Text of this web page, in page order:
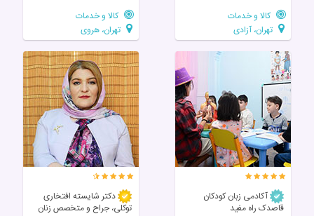
کالا و خدمات
تهران، آزادی
کالا و خدمات
تهران، هروی
آکادمی زبان کودکان
قاصدک راه مفید
دکتر شایسته افتخاری
توکلی، جراح و متخصص زنان